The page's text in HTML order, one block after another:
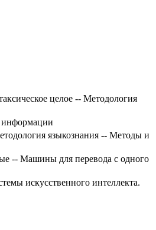
целое -- Методология
информации
языкознания -- Методы и
-- Машины для перевода с одного
искусственного интеллекта.